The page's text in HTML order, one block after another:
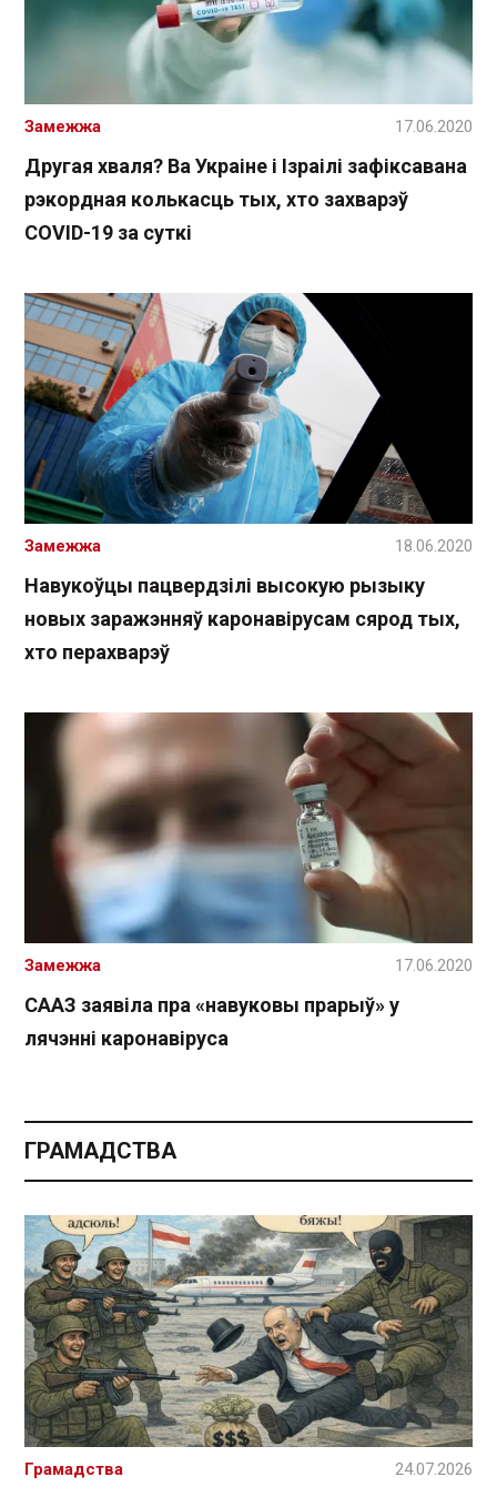
Другая хваля? Ва Украіне і Ізраілі зафіксавана
рэкордная колькасць тых, хто захварэў
COVID-19 за суткі
Замежжа 17.06.2020
Навукоўцы пацвердзілі высокую рызыку
новых заражэнняў каронавірусам сярод тых,
хто перахварэў
Замежжа 18.06.2020
СААЗ заявіла пра «навуковы прарыў» у
лячэнні каронавіруса
Замежжа 17.06.2020
ГРАМАДСТВА
Грамадства 24.07.2026